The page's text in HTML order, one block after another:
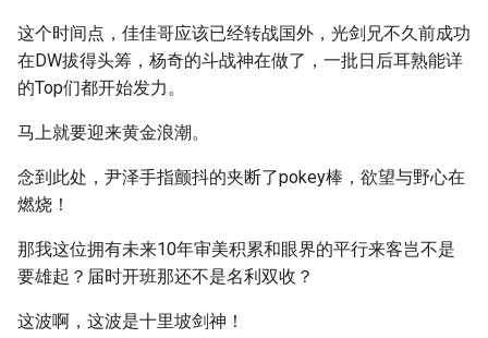
这个时间点，佳佳哥应该已经转战国外，光剑兄不久前成功
在DW拔得头筹，杨奇的斗战神在做了，一批日后耳熟能详
的Top们都开始发力。
马上就要迎来黄金浪潮。
念到此处，尹泽手指颤抖的夹断了pokey棒，欲望与野心在
燃烧！
那我这位拥有未来10年审美积累和眼界的平行来客岂不是
要雄起？届时开班那还不是名利双收？
这波啊，这波是十里坡剑神！